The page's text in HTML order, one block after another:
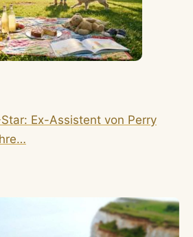
Ex-Assistent von Perry